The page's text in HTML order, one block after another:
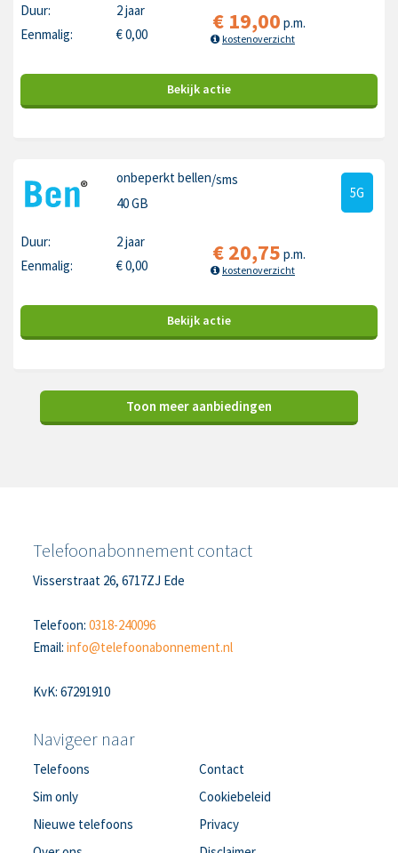
Duur:
2 jaar
Eenmalig:
€0,00 € 19,00 p.m.
kostenoverzicht
Bekijk actie
onbeperkt bellen/sms
40 GB
5G
Duur:
2 jaar
Eenmalig:
€0,00 €20,75 p.m.
kostenoverzicht
Bekijk actie
Toon meer aanbiedingen
Telefoonabonnement contact
Visserstraat 26, 6717ZJ Ede
Telefoon:0318-240096
Email:info@telefoonabonnement.nl
KvK: 67291910
Navigeer naar
Telefoons
Sim only
Nieuwe telefoons
Contact
Cookiebeleid
Privacy